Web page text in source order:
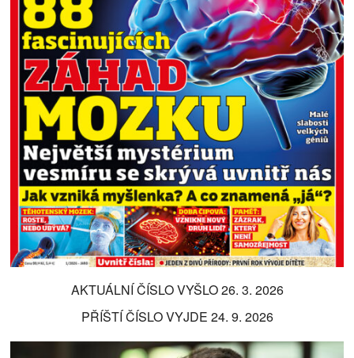
AKTUÁLNÍ ČÍSLO VYŠLO 26. 3. 2026
PŘÍŠTÍ ČÍSLO VYJDE 24. 9. 2026